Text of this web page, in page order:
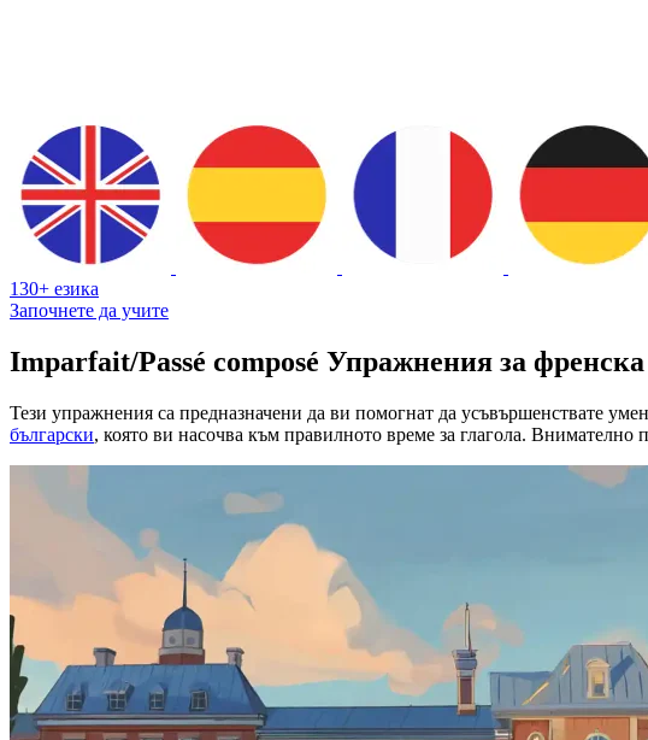
130+ езика
Започнете да учите
Imparfait/Passé composé Упражнения за
Тези упражнения са предназначени да ви помогнат да усъвършенствате
български, която ви насочва към правилното време за глагола. Внимателно